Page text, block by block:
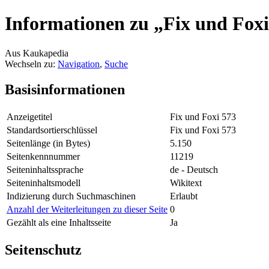
Informationen zu „Fix und
Aus Kaukapedia
Wechseln zu: Navigation, Suche
Basisinformationen
Anzeigetitel
Fix und Foxi 573
Standardsortierschlüssel
Fix und Foxi 573
Seitenlänge (in Bytes)
5.150
Seitenkennnummer
11219
Seiteninhaltssprache
de - Deutsch
Seiteninhaltsmodell
Wikitext
Indizierung durch Suchmaschinen
Erlaubt
Anzahl der Weiterleitungen zu dieser Seite 0
Gezählt als eine Inhaltsseite
Ja
Seitenschutz